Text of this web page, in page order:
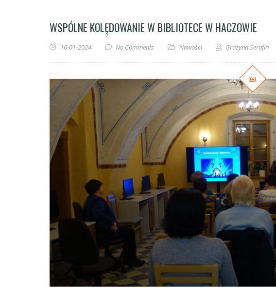
WSPÓLNE KOLĘDOWANIE W BIBLIOTECE W HACZOWIE
16-01-2024 No Comments Nowości Grażyna Serafin